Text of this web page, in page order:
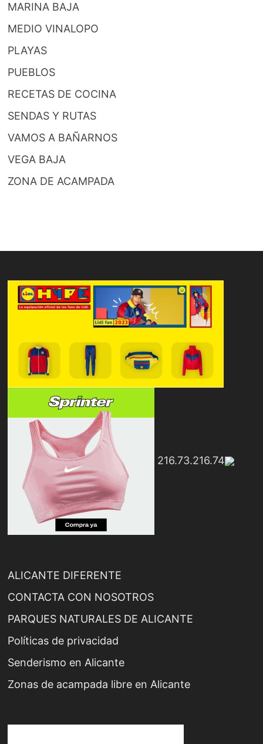
MARINA BAJA
MEDIO VINALOPO
PLAYAS
PUEBLOS
RECETAS DE COCINA
SENDAS Y RUTAS
VAMOS A BAÑARNOS
VEGA BAJA
ZONA DE ACAMPADA
216.73.216.74
ALICANTE DIFERENTE
CONTACTA CON NOSOTROS
PARQUES NATURALES DE ALICANTE
Políticas de privacidad
Senderismo en Alicante
Zonas de acampada libre en Alicante